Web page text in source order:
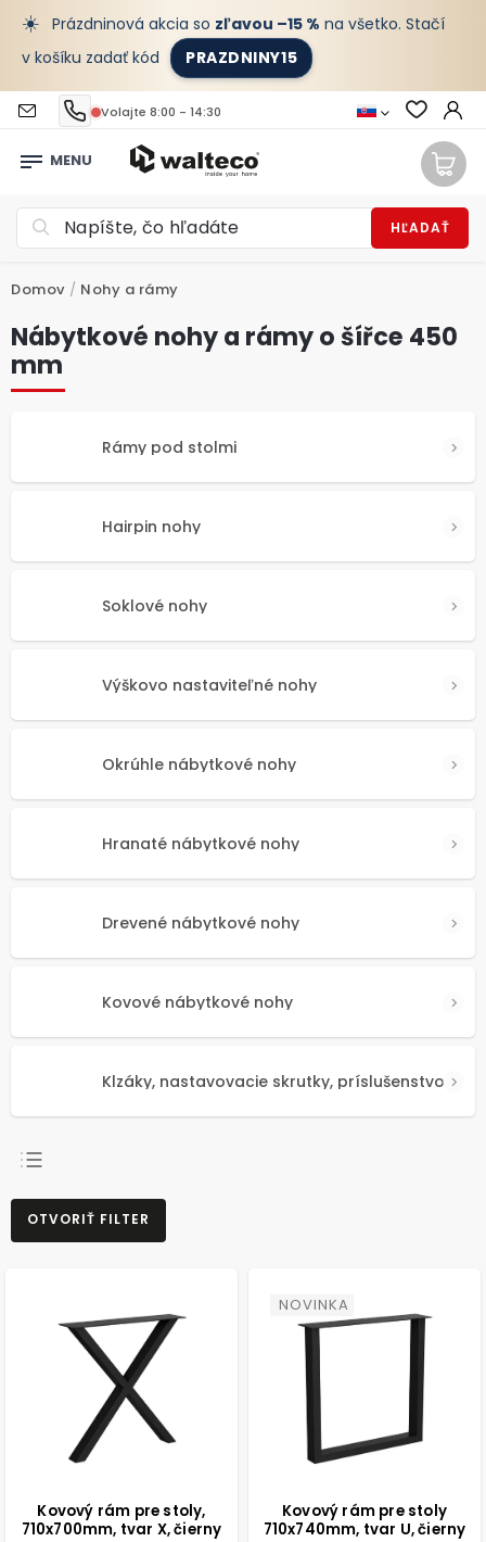
☀️ Prázdninová akcia so zľavou –15 % na všetko. Stačí
v košíku zadať kód
PRAZDNINY15
Volajte 8:00 - 14:30
HĽADAŤ
Domov / Nohy a rámy
Nábytkové nohy a rámy o šířce 450
mm
Rámy pod stolmi
Hairpin nohy
Soklové nohy
Výškovo nastaviteľné nohy
Okrúhle nábytkové nohy
Hranaté nábytkové nohy
Drevené nábytkové nohy
Kovové nábytkové nohy
Klzáky, nastavovacie skrutky, príslušenstvo
NAJPREDÁVANEJŠIE
NAJLACNEJŠIE
OTVORIŤ FILTER
Kovový rám pre stoly,
710x700mm, tvar X, čierny
NOVINKA
Kovový rám pre stoly
710x740mm, tvar U, čierny